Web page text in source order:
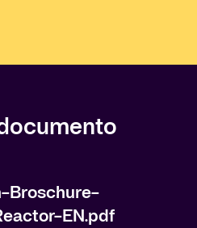
Broschure-
EN.pdf